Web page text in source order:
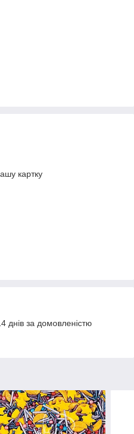
картку
днів за домовленістю